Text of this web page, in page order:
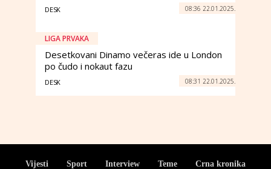
DESK 08:36 22.01.2025.
LIGA PRVAKA
Desetkovani Dinamo večeras ide u London
po čudo i nokaut fazu
DESK 08:31 22.01.2025.
Vijesti Sport Interview Teme Crna kronika